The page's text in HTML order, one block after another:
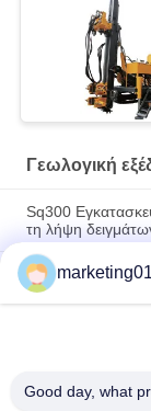
Γεωλογική
Sq300
τη λήψη
Ντροπαλός-4
διατρήσεων
βάθους
Xyt-3b 600m
Good day, what